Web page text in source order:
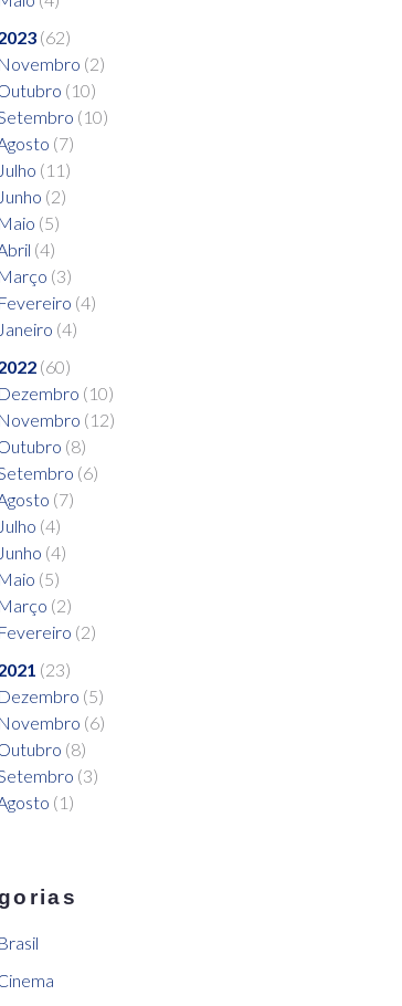
(62)
Novembro (2)
(10)
(10)
(7)
Julho (11)
Junho (2)
Maio (5)
(4)
Março (3)
Fevereiro (4)
Janeiro (4)
(60)
Dezembro (10)
Novembro (12)
(8)
(6)
(7)
Julho (4)
Junho (4)
Maio (5)
Março (2)
Fevereiro (2)
(23)
Dezembro (5)
Novembro (6)
(8)
(3)
(1)
Brasil